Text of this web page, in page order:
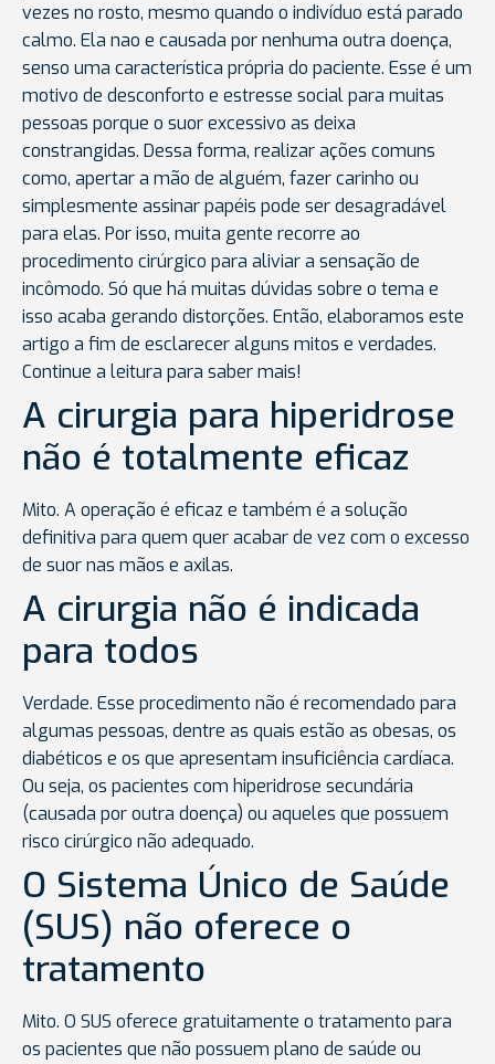
vezes no rosto, mesmo quando o indivíduo está parado
calmo. Ela nao e causada por nenhuma outra doença,
senso uma característica própria do paciente. Esse é um
motivo de desconforto e estresse social para muitas
pessoas porque o suor excessivo as deixa
constrangidas. Dessa forma, realizar ações comuns
como, apertar a mão de alguém, fazer carinho ou
simplesmente assinar papéis pode ser desagradável
para elas. Por isso, muita gente recorre ao
procedimento cirúrgico para aliviar a sensação de
incômodo. Só que há muitas dúvidas sobre o tema e
isso acaba gerando distorções. Então, elaboramos este
artigo a fim de esclarecer alguns mitos e verdades.
Continue a leitura para saber mais!
A cirurgia para hiperidrose
não é totalmente eficaz
Mito. A operação é eficaz e também é a solução
definitiva para quem quer acabar de vez com o excesso
de suor nas mãos e axilas.
A cirurgia não é indicada
para todos
Verdade. Esse procedimento não é recomendado para
algumas pessoas, dentre as quais estão as obesas, os
diabéticos e os que apresentam insuficiência cardíaca.
Ou seja, os pacientes com hiperidrose secundária
(causada por outra doença) ou aqueles que possuem
risco cirúrgico não adequado.
O Sistema Único de Saúde
(SUS) não oferece o
tratamento
Mito. O SUS oferece gratuitamente o tratamento para
os pacientes que não possuem plano de saúde ou